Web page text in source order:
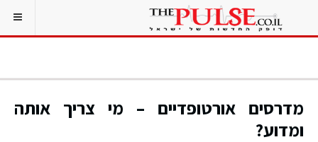
מדרסים אורטופדיים – מי צריך אותה
ומדוע?